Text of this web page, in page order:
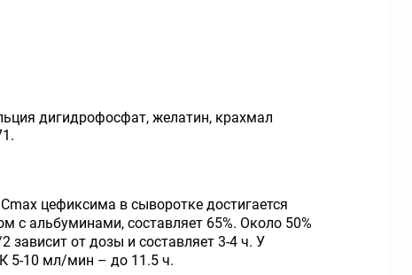
дигидрофосфат, желатин, крахмал
цефиксима в сыворотке достигается
с альбуминами, составляет 65%. Около 50%
от дозы и составляет 3-4 ч. У
5-10 мл/мин – до 11.5 ч.